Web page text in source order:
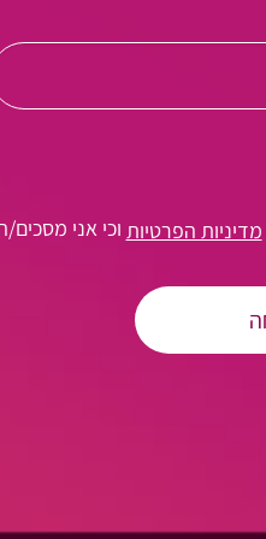
מדיניות הפרטיות וכי אני